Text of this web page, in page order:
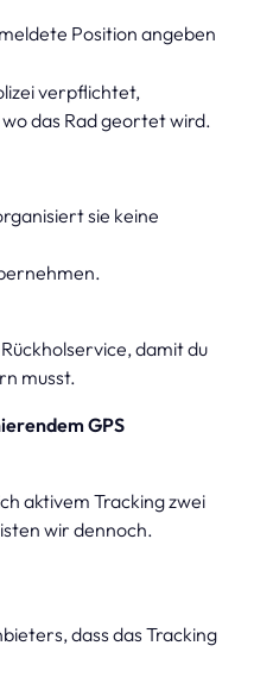
Position angeben
verpflichtet,
das Rad geortet wird.
sie keine
damit du
musst.
GPS
aktivem Tracking zwei
wir dennoch.
dass das Tracking